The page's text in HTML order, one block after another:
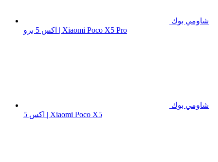
شاومي بوك
اكس 5 برو | Xiaomi Poco X5 Pro
شاومي بوك
اكس 5 | Xiaomi Poco X5